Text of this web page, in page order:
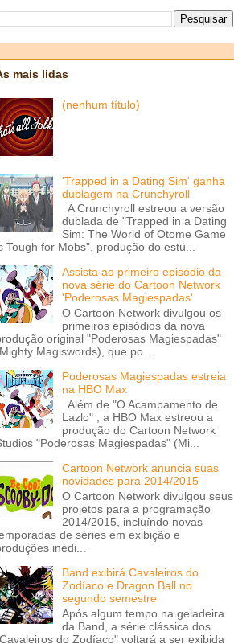
mais lidas
(nenhum título)
'Trapped in a Dating Sim' ganha
dublagem na Crunchyroll
A Crunchyroll estreou a versão
dublada de "Trapped in a Dating
Sim: The World of Otome Game
Tough for Mobs", produção do estú...
Assista ao primeiro episódio da
nova série do Cartoon Network
'Poderosas Magiespadas'
O Cartoon Network divulgou os
primeiros episódios da nova
original "Poderosas Magiespadas"
Magiswords), que po...
Poderosas Magiespadas estreia
na HBO Max
Além de "O Acampamento de
Lazlo" , a HBO Max estreou a
produção do Cartoon Network
"Poderosas Magiespadas" (Mi...
Cartoon Network anuncia suas
novidades para 2014/2015
O Cartoon Network divulgou seus
projetos para a programação
2014/2015, incluíndo novas
de séries em exibição e
inédi...
Band exibirá Cavaleiros do
Zodíaco e Dragon Ball no
segundo semestre
Após algum tempo na geladeira
da Band, a série clássica dos
do Zodíaco" voltará a ser exibida